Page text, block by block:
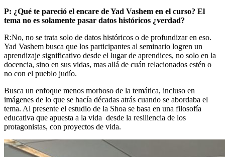
P: ¿Qué te pareció el encare de Yad Vashem en el curso? El
tema no es solamente pasar datos históricos ¿verdad?
R:No, no se trata solo de datos históricos o de profundizar en eso.
Yad Vashem busca que los participantes al seminario logren un
aprendizaje significativo desde el lugar de aprendices, no solo en la
docencia, sino en sus vidas, mas allá de cuán relacionados estén o
no con el pueblo judío.
Busca un enfoque menos morboso de la temática, incluso en
imágenes de lo que se hacía décadas atrás cuando se abordaba el
tema. Al presente el estudio de la Shoa se basa en una filosofía
educativa que apuesta a la vida desde la resiliencia de los
protagonistas, con proyectos de vida.